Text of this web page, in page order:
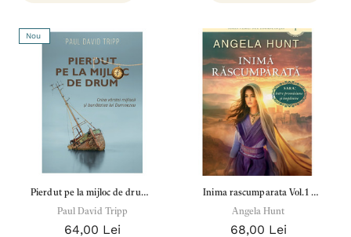
Nou
Pierdut pe la mijloc de drum -
Paul David Tripp
Paul David Tripp
64,00 Lei
Inima rascumparata Vol.1 -
Seria: Femei ale fagaduintei -
Angela Hunt
Angela Hunt
68,00 Lei